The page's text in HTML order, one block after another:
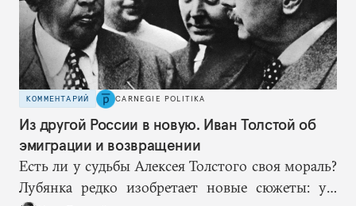
КОММЕНТАРИЙ CARNEGIE POLITIKA
Из другой России в новую. Иван Толстой об
эмиграции и возвращении
Есть ли у судьбы Алексея Толстого своя мораль?
Лубянка редко изобретает новые сюжеты: уж